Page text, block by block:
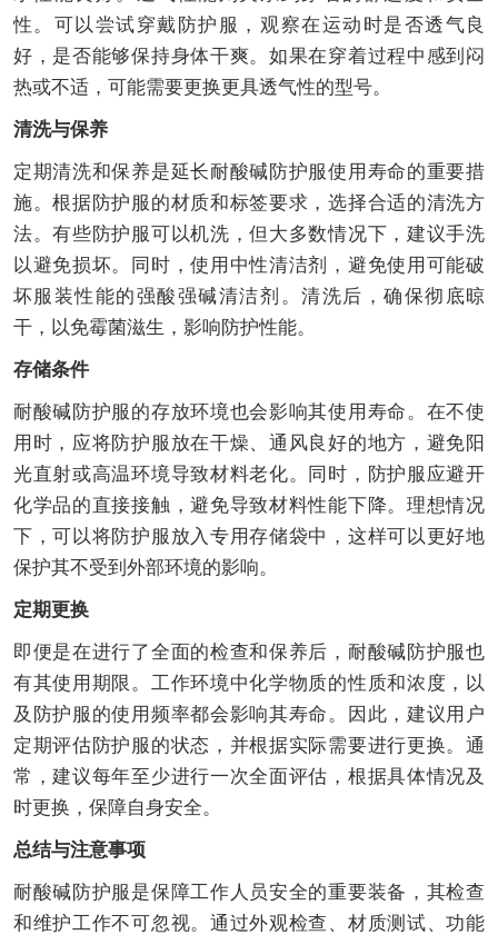
性。可以尝试穿戴防护服，观察在运动时是否透气良
好，是否能够保持身体干爽。如果在穿着过程中感到闷
热或不适，可能需要更换更具透气性的型号。
清洗与保养
定期清洗和保养是延长耐酸碱防护服使用寿命的重要措
施。根据防护服的材质和标签要求，选择合适的清洗方
法。有些防护服可以机洗，但大多数情况下，建议手洗
以避免损坏。同时，使用中性清洁剂，避免使用可能破
坏服装性能的强酸强碱清洁剂。清洗后，确保彻底晾
干，以免霉菌滋生，影响防护性能。
存储条件
耐酸碱防护服的存放环境也会影响其使用寿命。在不使
用时，应将防护服放在干燥、通风良好的地方，避免阳
光直射或高温环境导致材料老化。同时，防护服应避开
化学品的直接接触，避免导致材料性能下降。理想情况
下，可以将防护服放入专用存储袋中，这样可以更好地
保护其不受到外部环境的影响。
定期更换
即便是在进行了全面的检查和保养后，耐酸碱防护服也
有其使用期限。工作环境中化学物质的性质和浓度，以
及防护服的使用频率都会影响其寿命。因此，建议用户
定期评估防护服的状态，并根据实际需要进行更换。通
常，建议每年至少进行一次全面评估，根据具体情况及
时更换，保障自身安全。
总结与注意事项
耐酸碱防护服是保障工作人员安全的重要装备，其检查
和维护工作不可忽视。通过外观检查、材质测试、功能